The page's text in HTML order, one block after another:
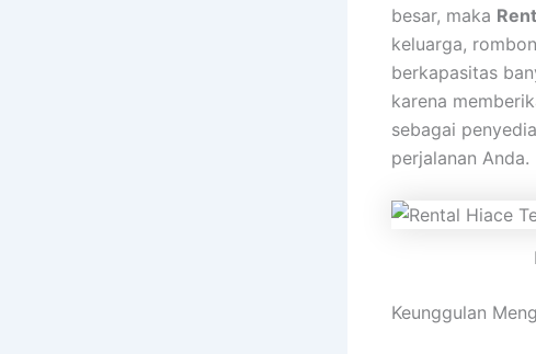
besar, maka
keluarga,
berkapasitas
karena
sebagai
perjalanan Anda.
Keunggulan